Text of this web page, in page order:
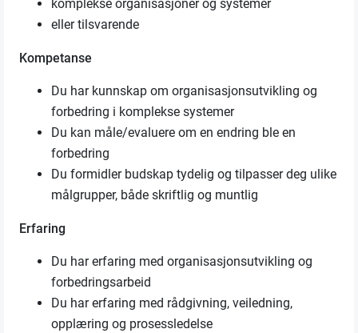
komplekse organisasjoner og systemer
eller tilsvarende
Kompetanse
Du har kunnskap om organisasjonsutvikling og
forbedring i komplekse systemer
Du kan måle/evaluere om en endring ble en
forbedring
Du formidler budskap tydelig og tilpasser deg ulike
målgrupper, både skriftlig og muntlig
Erfaring
Du har erfaring med organisasjonsutvikling og
forbedringsarbeid
Du har erfaring med rådgivning, veiledning,
opplæring og prosessledelse